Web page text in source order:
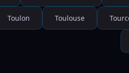
Toulon Toulouse